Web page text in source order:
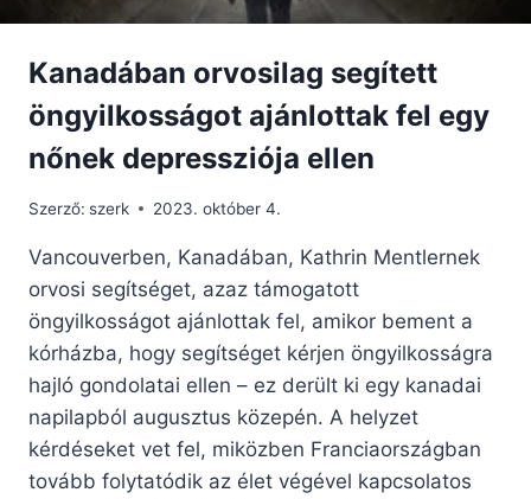
Kanadában orvosilag segített
öngyilkosságot ajánlottak fel egy
nőnek depressziója ellen
Szerző: szerk 2023. október 4.
Vancouverben, Kanadában, Kathrin Mentlernek
orvosi segítséget, azaz támogatott
öngyilkosságot ajánlottak fel, amikor bement a
kórházba, hogy segítséget kérjen öngyilkosságra
hajló gondolatai ellen – ez derült ki egy kanadai
napilapból augusztus közepén. A helyzet
kérdéseket vet fel, miközben Franciaországban
tovább folytatódik az élet végével kapcsolatos